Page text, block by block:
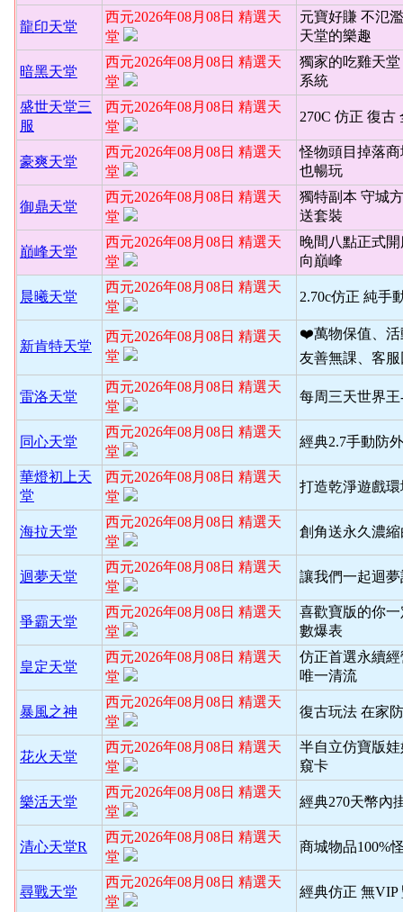
龍印天堂
西元2026年08月08日 精選天
堂
元寶好賺 不氾
天堂的樂趣
暗黑天堂
西元2026年08月08日 精選天
堂
獨家的吃雞天
系統
盛世天堂三
服
西元2026年08月08日 精選天
堂
270C 仿正 復古
豪爽天堂
西元2026年08月08日 精選天
堂
怪物頭目掉落
也暢玩
御鼎天堂
西元2026年08月08日 精選天
堂
獨特副本 守城
送套裝
巔峰天堂
西元2026年08月08日 精選天
堂
晚間八點正式
向巔峰
晨曦天堂
西元2026年08月08日 精選天
堂
2.70c仿正 純手
新肯特天堂
西元2026年08月08日 精選天
堂
❤️萬物保值、活
友善無課、客
雷洛天堂
西元2026年08月08日 精選天
堂
每周三天世界
同心天堂
西元2026年08月08日 精選天
堂
經典2.7手動防
華燈初上天
堂
西元2026年08月08日 精選天
堂
打造乾淨遊戲
海拉天堂
西元2026年08月08日 精選天
堂
創角送永久濃
迴夢天堂
西元2026年08月08日 精選天
堂
讓我們一起迴
爭霸天堂
西元2026年08月08日 精選天
堂
喜歡寶版的你
數爆表
皇定天堂
西元2026年08月08日 精選天
堂
仿正首選永續
唯一清流
暴風之神
西元2026年08月08日 精選天
堂
復古玩法 在家
花火天堂
西元2026年08月08日 精選天
堂
半自立仿寶版
窺卡
樂活天堂
西元2026年08月08日 精選天
堂
經典270天幣內
清心天堂R
西元2026年08月08日 精選天
堂
商城物品100%
尋戰天堂
西元2026年08月08日 精選天
堂
經典仿正 無VIP